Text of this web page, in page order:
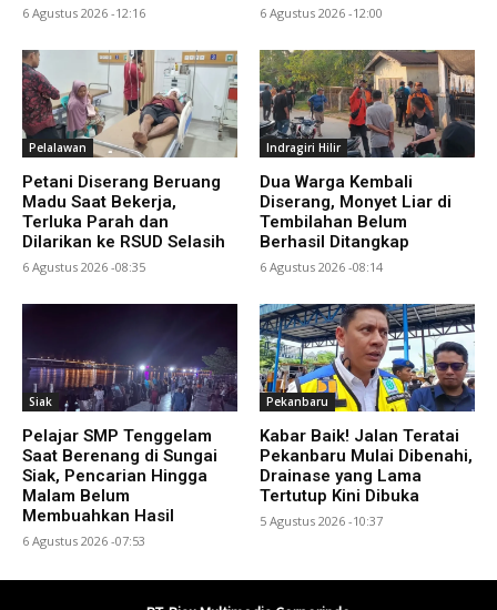
6 Agustus 2026 -12:16 6 Agustus 2026 -12:00
Pelalawan
Petani Diserang Beruang
Madu Saat Bekerja,
Terluka Parah dan
Dilarikan ke RSUD Selasih
6 Agustus 2026 -08:35
Indragiri Hilir
Dua Warga Kembali
Diserang, Monyet Liar di
Tembilahan Belum
Berhasil Ditangkap
6 Agustus 2026 -08:14
Siak
Pelajar SMP Tenggelam
Saat Berenang di Sungai
Siak, Pencarian Hingga
Malam Belum
Membuahkan Hasil
6 Agustus 2026 -07:53
Pekanbaru
Kabar Baik! Jalan Teratai
Pekanbaru Mulai Dibenahi,
Drainase yang Lama
Tertutup Kini Dibuka
5 Agustus 2026 -10:37